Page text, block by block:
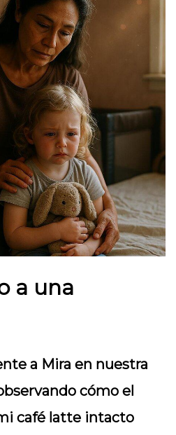
a una
a Mira en nuestra
cómo el
café latte intacto